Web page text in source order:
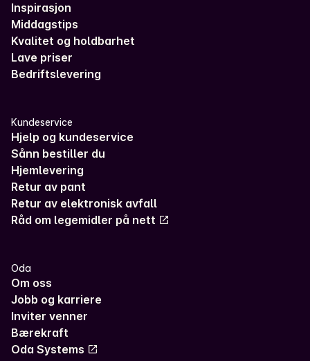
Inspirasjon
Middagstips
Kvalitet og holdbarhet
Lave priser
Bedriftslevering
Kundeservice
Hjelp og kundeservice
Sånn bestiller du
Hjemlevering
Retur av pant
Retur av elektronisk avfall
Råd om legemidler på nett
Oda
Om oss
Jobb og karriere
Inviter venner
Bærekraft
Oda Systems